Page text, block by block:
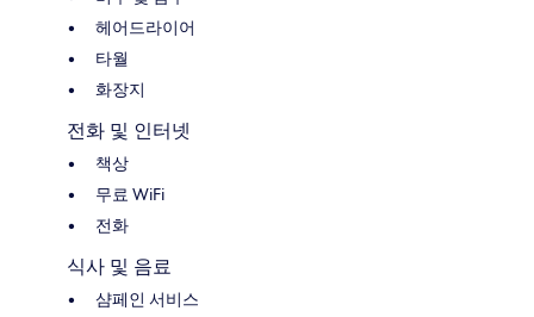
헤어드라이어
타월
화장지
전화 및 인터넷
책상
무료 WiFi
전화
식사 및 음료
샴페인 서비스